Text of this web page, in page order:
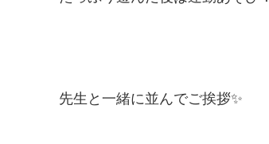
先生と一緒に並んでご挨拶✨